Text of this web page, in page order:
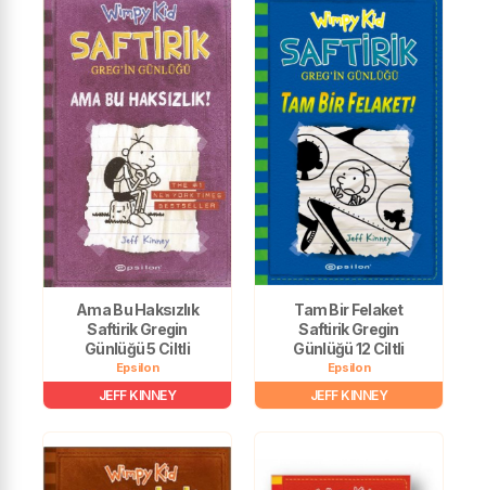
Ama Bu Haksızlık
Saftirik Gregin
Günlüğü 5 Ciltli
Epsilon
JEFF KINNEY
Tam Bir Felaket
Saftirik Gregin
Günlüğü 12 Ciltli
Epsilon
JEFF KINNEY